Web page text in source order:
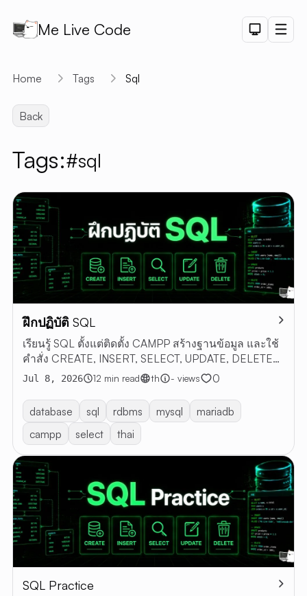
Me Live Code
DEMO
PET
CHART
DEMO
ALL
ABOUT
EN TH
Dark
Home Tags Sql
Back
Tags:#sql
ฝึกปฏิบัติ SQL
เรียนรู้ SQL ตั้งแต่ติดตั้ง CAMPP สร้างฐานข้อมูล และใช้
คำสั่ง CREATE, INSERT, SELECT, UPDATE, DELETE
พร้อมตัวอย่าง
Jul 8, 2026 12 min read th - views 0
database sql rdbms mysql
mariadb
campp
select thai
SQL Practice